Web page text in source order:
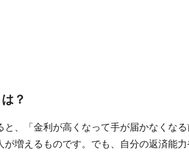
？
、「金利が高くなって手が届かなくなる
が増えるものです。でも、自分の返済能